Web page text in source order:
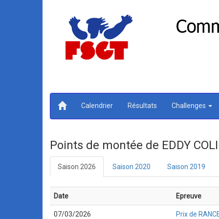
Calendrier Résultats Challenges
Points de montée de EDDY
Saison 2026 Saison 2020 Saison 2019
Date Epreuve
07/03/2026 Prix de